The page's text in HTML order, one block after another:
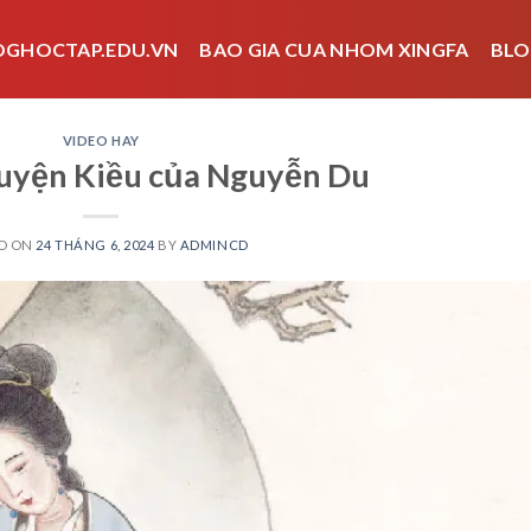
BAO GIA CUA NHOM XINGFA
VIDEO HAY
Kiều của Nguyễn Du
ON 24 THÁNG 6, 2024 BY ADMINCD